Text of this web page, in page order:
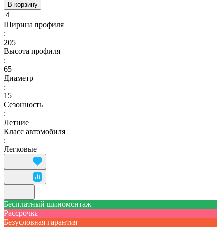
В корзину
Ширина профиля
:
205
Высота профиля
:
65
Диаметр
:
15
Сезонность
:
Летние
Класс автомобиля
:
Легковые
Бесплатный шиномонтаж
Рассрочка
Безусловная гарантия